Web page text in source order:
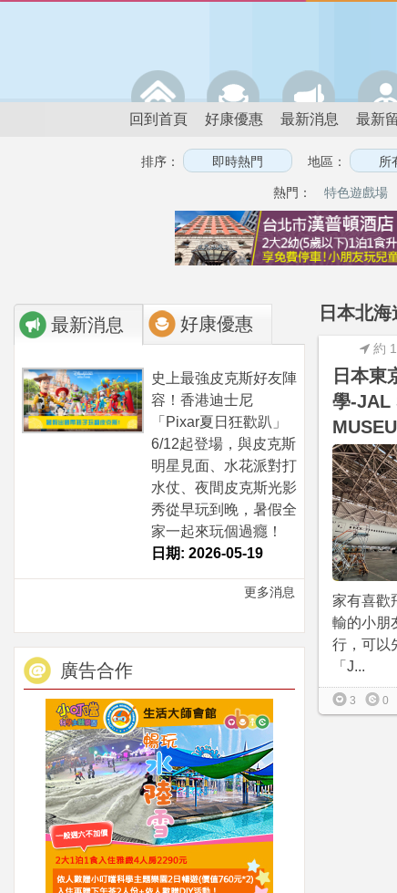
回到首頁 好康優惠 最新消息 最新
排序： 地區：
熱門： 特色遊戲場
最新消息 好康優惠
史上最強皮克斯好友陣
容！香港迪士尼
「Pixar夏日狂歡趴」
6/12起登場，與皮克斯
明星見面、水花派對打
水仗、夜間皮克斯光影
秀從早玩到晚，暑假全
家一起來玩個過癮！
日期: 2026-05-19
更多消息
廣告合作
日本北
約
日本東
學-JAL
家有喜歡
輸的小朋
行，可以
「J...
3 0